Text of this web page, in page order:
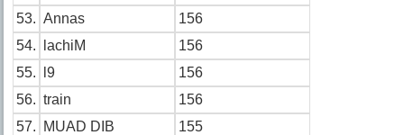
53. Annas
156
54.
lachiM
156
55.
l9
156
56. train
156
57.
MUAD DIB
155